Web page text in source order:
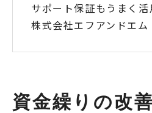
サポート保証もうまく活
株式会社エフアンドエム
資金繰りの改